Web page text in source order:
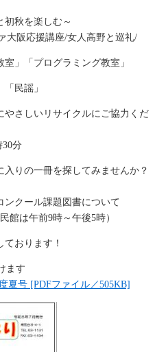
秋を楽しむ～
大阪応援講座/女人高野と巡礼/
」「プログラミング教室」
民謡」
さしいリサイクルにご協力くだ
分
りの一冊を探してみませんか？
クール課題図書について
は午前9時～午後5時）
おります！
ます
号 [PDFファイル／505KB]